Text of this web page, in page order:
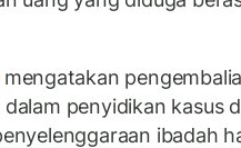
mengatakan
penyidikan kasus
ibadah